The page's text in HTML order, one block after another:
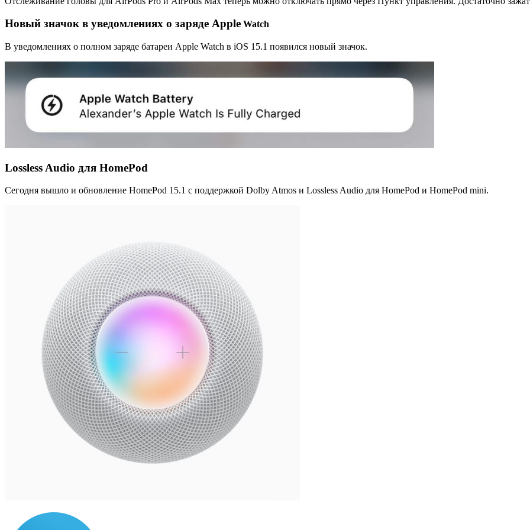
Новый значок в уведомлениях о заряде Apple Watch
В уведомлениях о полном заряде батареи Apple Watch в iOS 15.1 появился новый значок.
Lossless Audio для HomePod
Сегодня вышло и обновление HomePod 15.1 с поддержкой Dolby Atmos и Lossless Audio для HomePod и HomePod mini.